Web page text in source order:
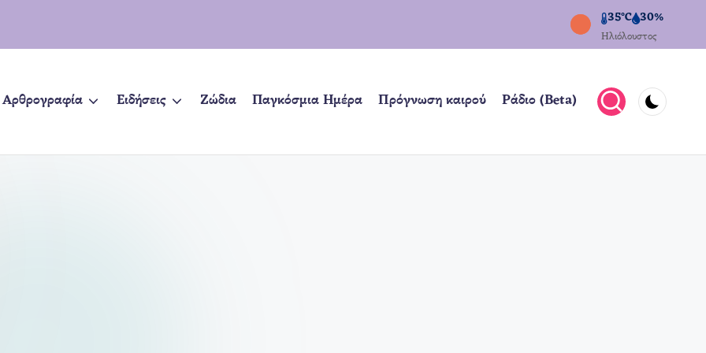
35°C 30%
Ηλιόλουστος
Αρθρογραφία Ειδήσεις Ζώδια Παγκόσμια Ημέρα Πρόγνωση καιρού Ράδιο (Beta)